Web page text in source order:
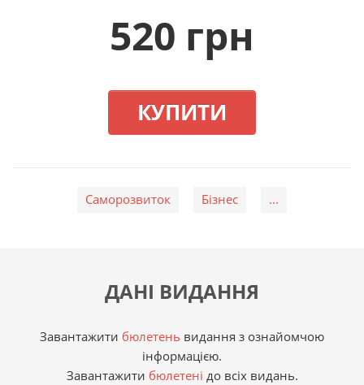
520 грн
КУПИТИ
Саморозвиток Бізнес ...
ДАНІ ВИДАННЯ
Завантажити бюлетень видання з ознайомчою
інформацією.
Завантажити бюлетені до всіх видань.